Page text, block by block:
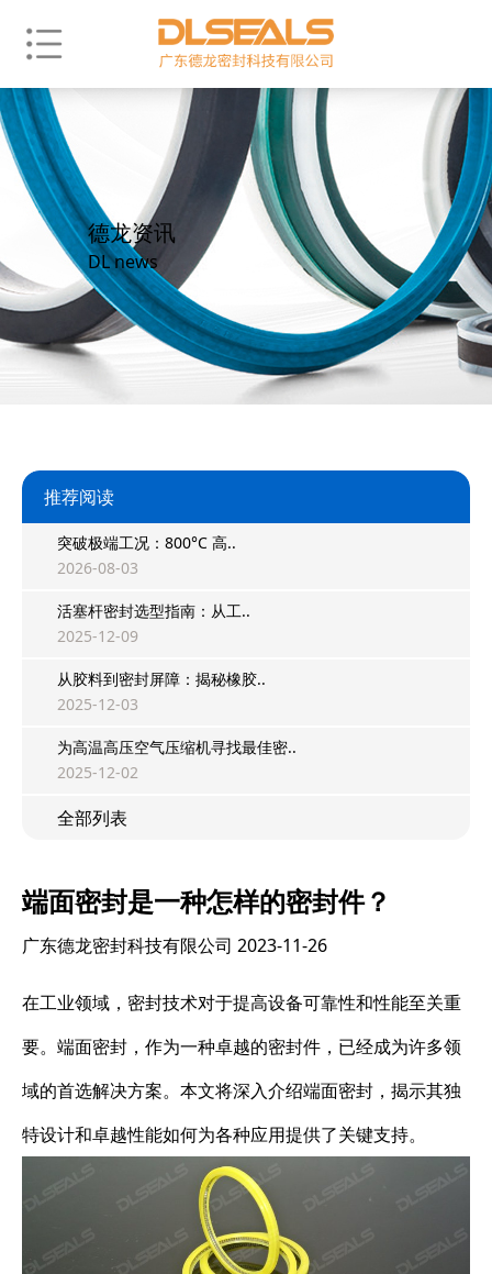
德龙资讯
DL news
推荐阅读
突破极端工况：800°C 高..
2026-08-03
活塞杆密封选型指南：从工..
2025-12-09
从胶料到密封屏障：揭秘橡胶..
2025-12-03
为高温高压空气压缩机寻找最佳密..
2025-12-02
全部列表
端面密封是一种怎样的密封件？
广东德龙密封科技有限公司 2023-11-26
在工业领域，密封技术对于提高设备可靠性和性能至关重
要。端面密封，作为一种卓越的密封件，已经成为许多领
域的首选解决方案。本文将深入介绍端面密封，揭示其独
特设计和卓越性能如何为各种应用提供了关键支持。